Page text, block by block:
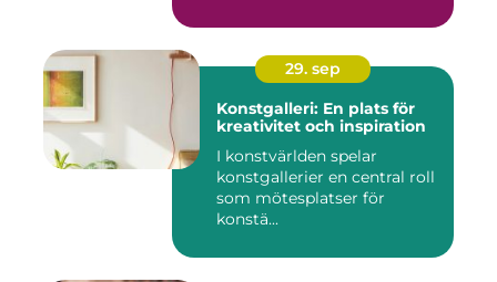
29. sep
Konstgalleri: En plats för
kreativitet och inspiration
I konstvärlden spelar
konstgallerier en central roll
som mötesplatser för
konstä...